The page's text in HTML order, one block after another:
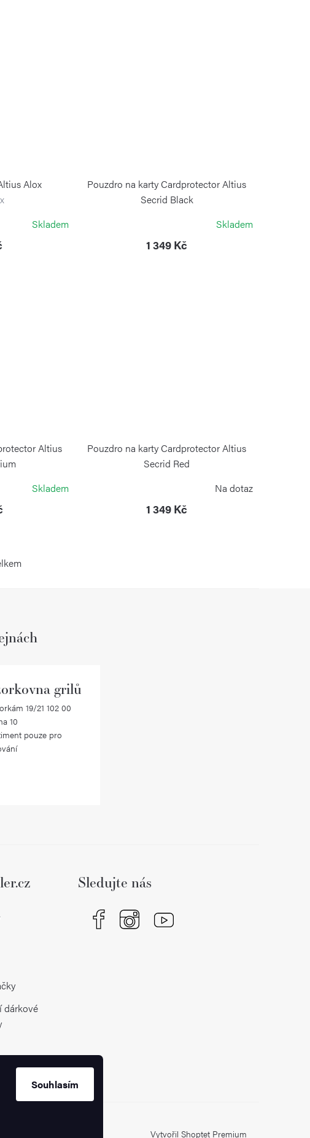
Souhlasím
Alox
Skladem
Pouzdro na karty Cardprotector Altius
Secrid Black
Skladem
1 349 Kč
Altius
Skladem
Pouzdro na karty Cardprotector Altius
Secrid Red
Na dotaz
1 349 Kč
grilů
19/21 102 00
10
pouze pro
dárkové
Sledujte nás
Vytvořil Shoptet Premium